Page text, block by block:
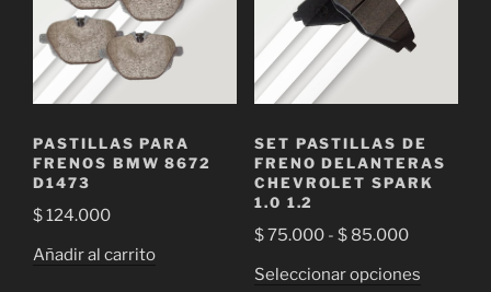
PASTILLAS PARA
FRENOS BMW 8672
D1473
$124.000
Añadir al carrito
SET PASTILLAS DE
FRENO DELANTERAS
CHEVROLET SPARK
1.0 1.2
$75.000 - $85.000Rango
precios:
Seleccionar opcionesEste